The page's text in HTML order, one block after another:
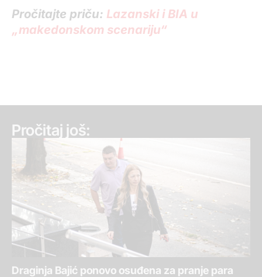
Pročitajte priču: Lazanski i BIA u
„makedonskom scenariju“
Pročitaj još:
Draginja Bajić ponovo osuđena za pranje para